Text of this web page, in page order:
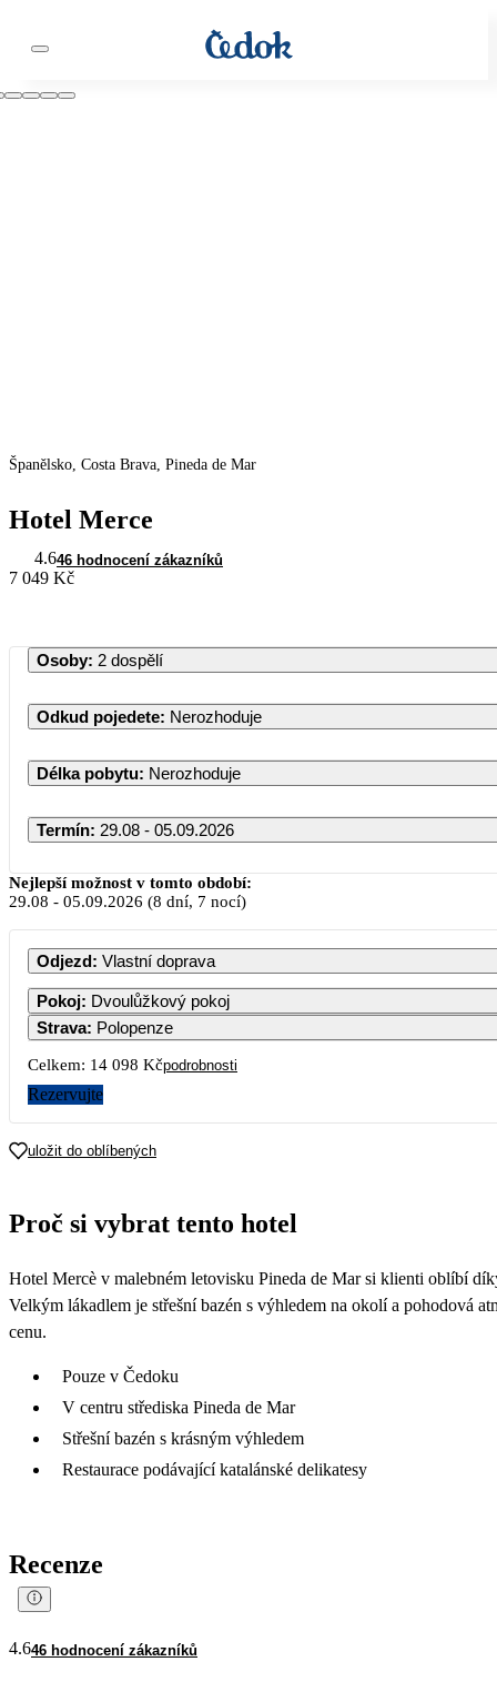
Španělsko, Costa Brava, Pineda de Mar
Hotel Merce
4.646 hodnocení zákazníků
7 049 Kč
Osoby: 2 dospělí
Odkud pojedete: Nerozhoduje
Délka pobytu: Nerozhoduje
Termín: 29.08 - 05.09.2026
Nejlepší možnost v tomto období:
29.08 - 05.09.2026 (8 dní, 7 nocí)
Odjezd: Vlastní doprava
Pokoj: Dvoulůžkový pokoj
Strava: Polopenze
Celkem: 14 098 Kčpodrobnosti
Rezervujte
uložit do oblíbených
Proč si vybrat tento hotel
Hotel Mercè v malebném letovisku Pineda de Mar si klienti oblíbí
Velkým lákadlem je střešní bazén s výhledem na okolí a pohodová
cenu.
Pouze v Čedoku
V centru střediska Pineda de Mar
Střešní bazén s krásným výhledem
Restaurace podávající katalánské delikatesy
Recenze
4.646 hodnocení zákazníků